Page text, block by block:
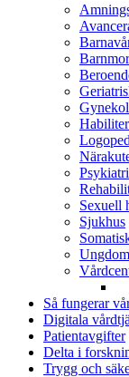
Psykiatri
Sexuell
Sjukhus
Så fungerar
Digitala
Patientavgifter
Delta i
Trygg och